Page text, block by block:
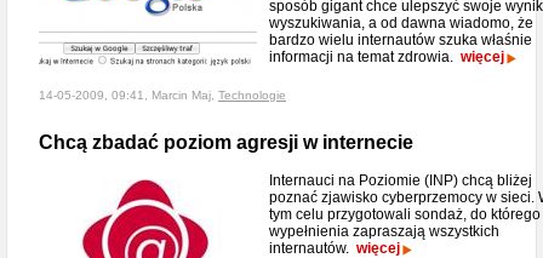
sposób gigant chce ulepszyć swoje
wyszukiwania, a od dawna wiadomo, że
bardzo wielu internautów szuka właśnie
informacji na temat zdrowia. więcej
14-05-2009, 09:41, Marcin Maj, Technologie
Chcą zbadać poziom agresji w internecie
Internauci na Poziomie (INP) chcą bliżej
poznać zjawisko cyberprzemocy w sieci.
tym celu przygotowali sondaż, do którego
wypełnienia zapraszają wszystkich
internautów. więcej